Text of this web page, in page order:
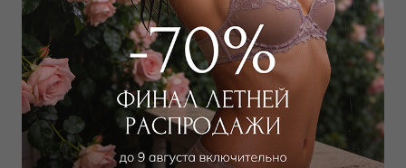
Забронировать в магазине
Вам может подойти